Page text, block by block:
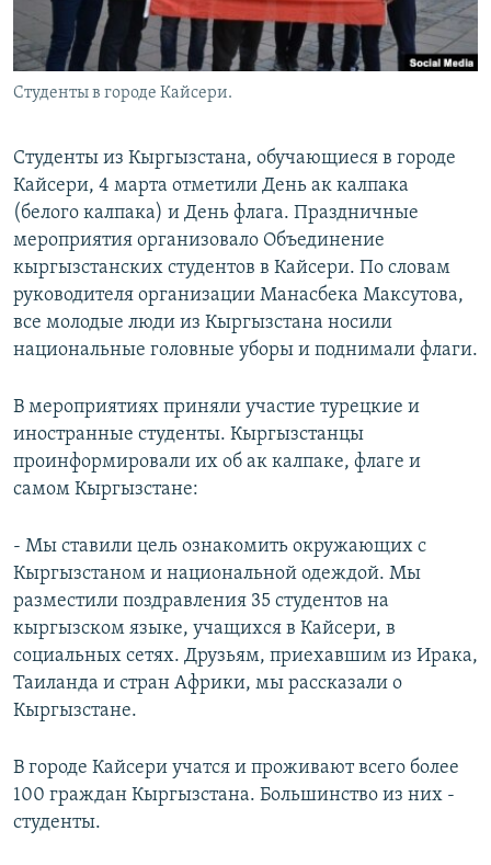
Студенты в городе Кайсери.
Студенты из Кыргызстана, обучающиеся в городе
Кайсери, 4 марта отметили День ак калпака
(белого калпака) и День флага. Праздничные
мероприятия организовало Объединение
кыргызстанских студентов в Кайсери. По словам
руководителя организации Манасбека Максутова,
все молодые люди из Кыргызстана носили
национальные головные уборы и поднимали флаги.
В мероприятиях приняли участие турецкие и
иностранные студенты. Кыргызстанцы
проинформировали их об ак калпаке, флаге и
самом Кыргызстане:
- Мы ставили цель ознакомить окружающих с
Кыргызстаном и национальной одеждой. Мы
разместили поздравления 35 студентов на
кыргызском языке, учащихся в Кайсери, в
социальных сетях. Друзьям, приехавшим из Ирака,
Таиланда и стран Африки, мы рассказали о
Кыргызстане.
В городе Кайсери учатся и проживают всего более
100 граждан Кыргызстана. Большинство из них -
студенты.